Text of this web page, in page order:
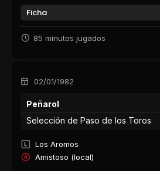
Ficha
85 minutos jugados
02/01/1982
Peñarol
Selección de Paso de los Toros
Los Aromos
Amistoso (local)